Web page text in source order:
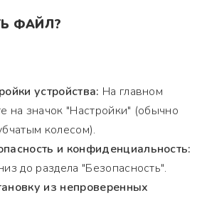
ФАЙЛ?
устройства: На главном
на значок "Настройки" (обычно
колесом).
и конфиденциальность:
до раздела "Безопасность".
из непроверенных